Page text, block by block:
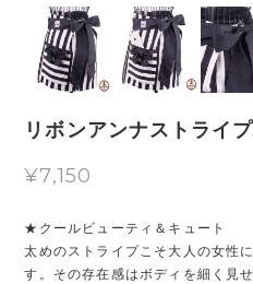
リボンアンナストライ
¥7,150
★クールビューティ＆キュート
太めのストライプこそ大人の女性
す。その存在感はボディを細く見